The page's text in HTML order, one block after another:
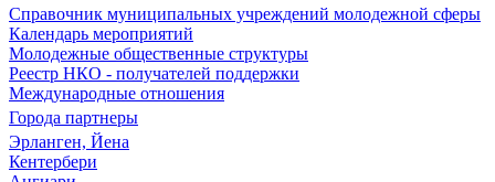
Справочник муниципальных учреждений молодежной сферы
Календарь мероприятий
Молодежные общественные структуры
Реестр НКО - получателей поддержки
Международные отношения
Города партнеры
Эрланген, Йена
Кентербери